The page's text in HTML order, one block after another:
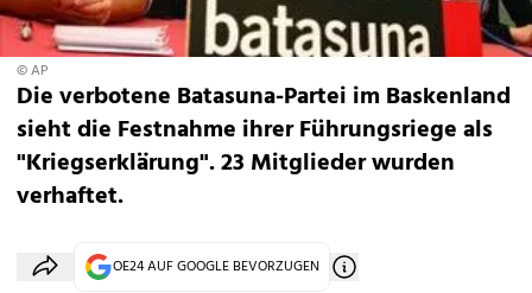
© AP
Die verbotene Batasuna-Partei im Baskenland
sieht die Festnahme ihrer Führungsriege als
"Kriegserklärung". 23 Mitglieder wurden
verhaftet.
OE24 AUF GOOGLE BEVORZUGEN